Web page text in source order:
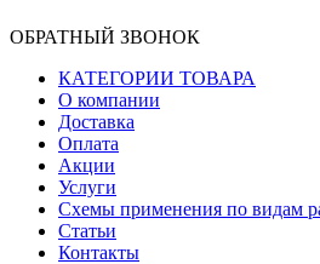
ОБРАТНЫЙ ЗВОНОК
КАТЕГОРИИ ТОВАРА
О компании
Доставка
Оплата
Акции
Услуги
Схемы применения по видам
Статьи
Контакты